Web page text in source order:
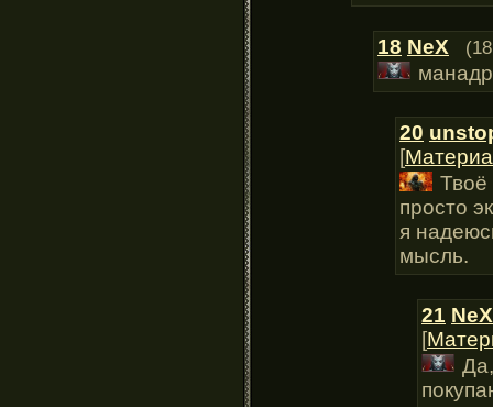
18 NeX
20
[
просто
я
мысль.
21 NeX
[